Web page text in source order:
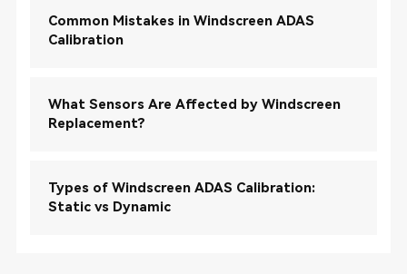
Common Mistakes in Windscreen ADAS
Calibration
What Sensors Are Affected by Windscreen
Replacement?
Types of Windscreen ADAS Calibration:
Static vs Dynamic